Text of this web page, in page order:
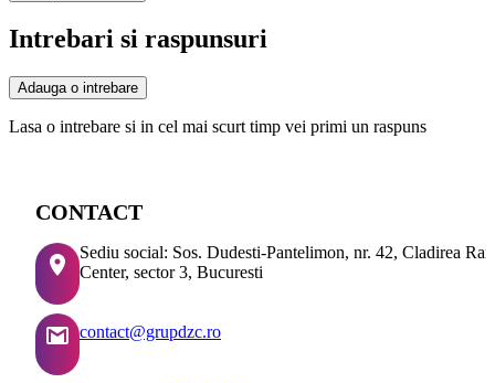
Intrebari si raspunsuri
Adauga o intrebare
Lasa o intrebare si in cel mai scurt timp vei primi un raspuns
CONTACT
Sediu social: Sos. Dudesti-Pantelimon, nr. 42, Cladirea
Center, sector 3, Bucuresti
contact@grupdzc.ro